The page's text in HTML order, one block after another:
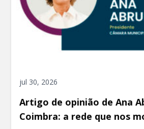
jul 30, 2026
Artigo de opinião de Ana
Coimbra: a rede que nos